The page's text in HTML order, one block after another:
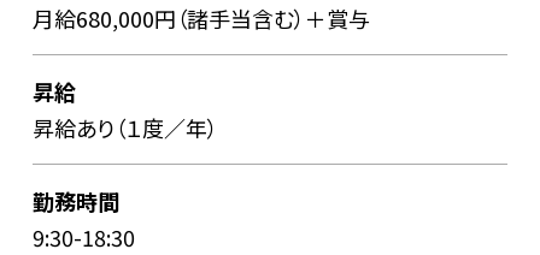
月給680,000円（諸手当含む）＋賞与
昇給
昇給あり（１度／年）
勤務時間
9:30-18:30